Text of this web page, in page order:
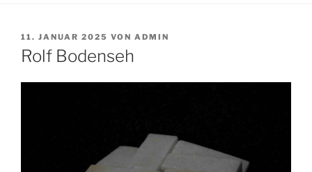
VERÖFFENTLICHT
AM
11. JANUAR 2025 VON ADMIN
Rolf Bodenseh